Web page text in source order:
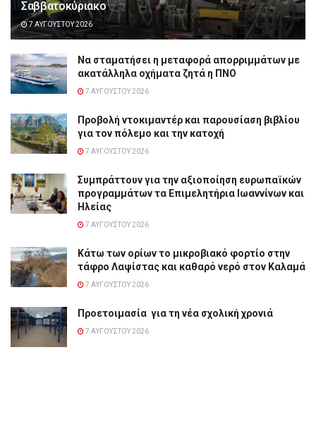
Σαββατοκύριακο
7 ΑΥΓΟΎΣΤΟΥ 2026
Να σταματήσει η μεταφορά απορριμμάτων με
ακατάλληλα οχήματα ζητά η ΠΝΟ
7 ΑΥΓΟΎΣΤΟΥ 2026
Προβολή ντοκιμαντέρ και παρουσίαση βιβλίου
για τον πόλεμο και την κατοχή
7 ΑΥΓΟΎΣΤΟΥ 2026
Συμπράττουν για την αξιοποίηση ευρωπαϊκών
προγραμμάτων τα Επιμελητήρια Ιωαννίνων και
Ηλείας
7 ΑΥΓΟΎΣΤΟΥ 2026
Κάτω των ορίων το μικροβιακό φορτίο στην
τάφρο Λαψίστας και καθαρό νερό στον Καλαμά
7 ΑΥΓΟΎΣΤΟΥ 2026
Προετοιμασία για τη νέα σχολική χρονιά
7 ΑΥΓΟΎΣΤΟΥ 2026